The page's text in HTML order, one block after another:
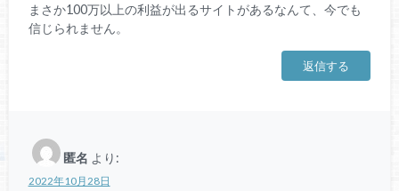
まさか100万以上の利益が出るサイトがあるなんて、今でも
信じられません。
返信する
匿名 より:
2022年10月28日